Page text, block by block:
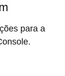
para a